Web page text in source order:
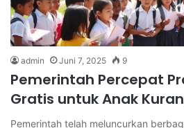
admin Juni 7, 2025 9
Pemerintah Percepat
Gratis untuk Anak
Pemerintah telah meluncurkan